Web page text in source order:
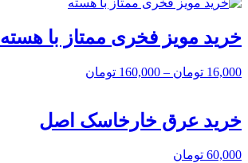
خرید مویز فخری ممتاز با هسته
16,000 تومان –
160,000 تومان
خرید عرق خارخاسک اصل
60,000 تومان